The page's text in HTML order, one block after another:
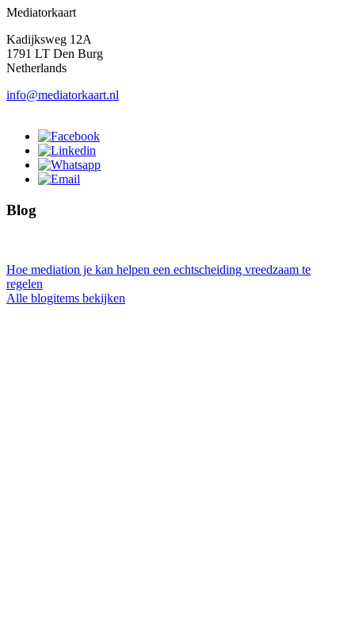
Mediatorkaart
Kadijksweg 12A
1791 LT Den Burg
Netherlands
info@mediatorkaart.nl
Blog
Hoe mediation je kan helpen een echtscheiding vreedzaam te
regelen
Alle blogitems bekijken